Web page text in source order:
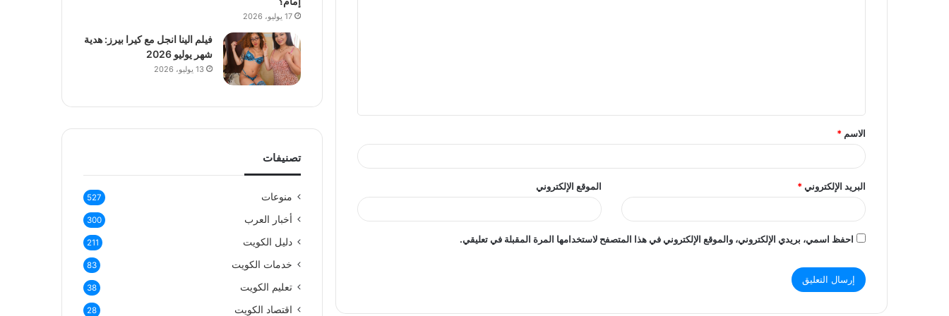
ق
*
الاسم *
البريد الإلكتروني* الموقع الإلكتروني
احفظ اسمي، بريدي الإلكتروني، والموقع الإلكتروني في هذا المتصفح لاستخدامها المرة المقبلة في تعليقي.
17 يوليو، 2026
فيلم الينا انجل مع كيرا بيرز: هدية
شهر يوليو 2026
13 يوليو، 2026
تصنيفات
منوعات 527
أخبار العرب 300
دليل الكويت 211
خدمات الكويت 83
تعليم الكويت 38
اقتصاد الكويت 28